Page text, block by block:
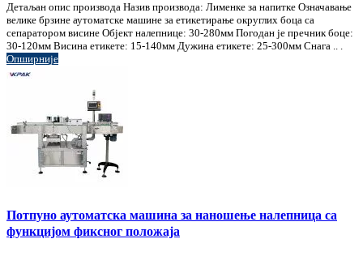
Детаљан опис производа Назив производа: Лименке за напитке Означавање
велике брзине аутоматске машине за етикетирање округлих боца са
сепаратором висине Објект налепнице: 30-280мм Погодан је пречник боце:
30-120мм Висина етикете: 15-140мм Дужина етикете: 25-300мм Снага .. .
Опширније
Потпуно аутоматска машина за наношење налепница са
функцијом фиксног положаја